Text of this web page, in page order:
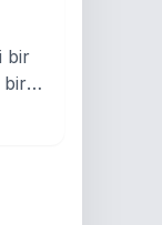
bir
bir